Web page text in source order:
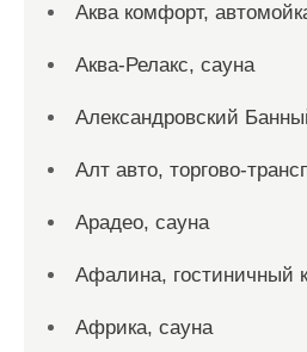
Аква комфорт,
Аква-Релакс, сауна
Александровский
Алт авто, торгово-
Арадео, сауна
Афалина, гостиничный
Африка, сауна